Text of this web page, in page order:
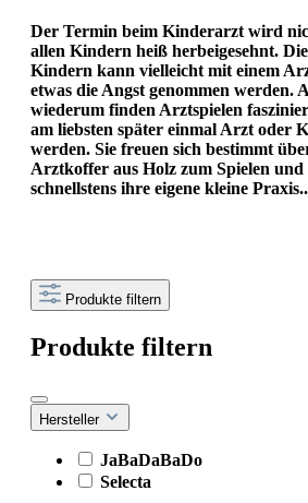
Der Termin beim Kinderarzt wird
allen Kindern heiß herbeigesehnt.
Kindern kann vielleicht mit einem
etwas die Angst genommen werden.
wiederum finden Arztspielen
am liebsten später einmal Arzt oder
werden. Sie freuen sich bestimmt
Arztkoffer aus Holz zum Spielen und
schnellstens ihre eigene kleine
Produkte filtern
Produkte filtern
Hersteller
JaBaDaBaDo
Selecta